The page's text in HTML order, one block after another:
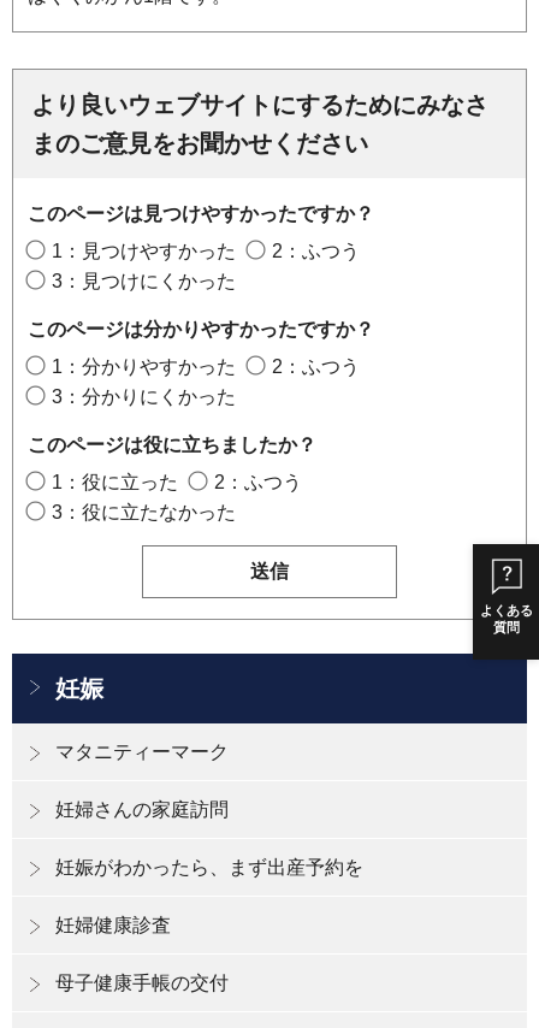
よくある
質問
より良いウェブサイトにするためにみなさ
まのご意見をお聞かせください
このページは見つけやすかったですか？
1：見つけやすかった
2：ふつう
3：見つけにくかった
このページは分かりやすかったですか？
1：分かりやすかった
2：ふつう
3：分かりにくかった
このページは役に立ちましたか？
1：役に立った
2：ふつう
3：役に立たなかった
妊娠
マタニティーマーク
妊婦さんの家庭訪問
妊娠がわかったら、まず出産予約を
妊婦健康診査
母子健康手帳の交付